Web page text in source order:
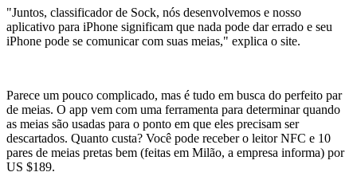
"Juntos, classificador de Sock, nós desenvolvemos e nosso
aplicativo para iPhone significam que nada pode dar errado e seu
iPhone pode se comunicar com suas meias," explica o site.
Parece um pouco complicado, mas é tudo em busca do perfeito par
de meias. O app vem com uma ferramenta para determinar quando
as meias são usadas para o ponto em que eles precisam ser
descartados. Quanto custa? Você pode receber o leitor NFC e 10
pares de meias pretas bem (feitas em Milão, a empresa informa) por
US $189.